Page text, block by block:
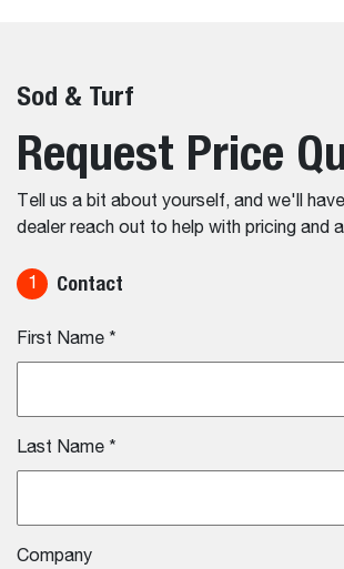
Sod & Turf
Request Price
Tell us a bit about yourself, and we'll
dealer reach out to help with pricing and
1 Contact
First Name *
Last Name *
Company